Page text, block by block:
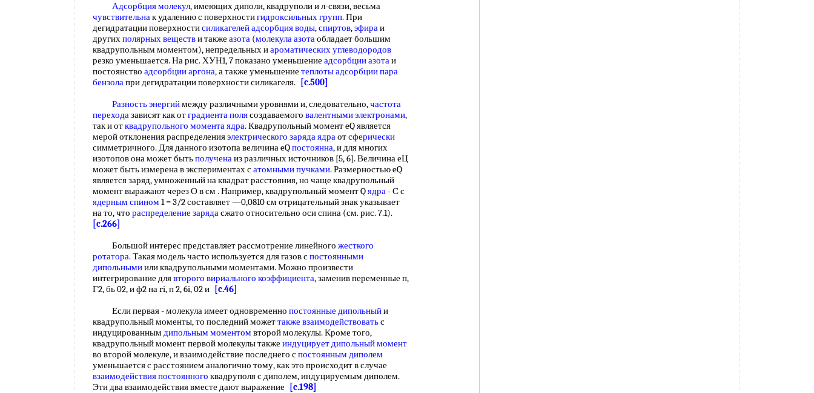
Адсорбция молекул, имеющих диполи, квадруполи и л-связи, весьма
чувствительнак удалению с поверхностигидроксильных групп. При
дегидратации поверхностисиликагелей адсорбция воды,спиртов,эфираи
другихполярных веществи также азота (молекула азотаобладает большим
квадрупольным моментом), непредельных иароматических углеводородов
резко уменьшается. На рис. ХУН1, 7 показано уменьшение адсорбции азотаи
постоянство адсорбции аргона, а также уменьшение теплоты адсорбциипара
бензолапри дегидратации поверхности силикагеля.
[c.500]
Разность энергиймежду различными уровнями и, следовательно,частота
переходазависят как отградиента полясоздаваемого валентными электронами,
так и отквадрупольного момента ядра. Квадрупольный момент eQ является
мерой отклонения распределенияэлектрического зарядаядраотсферически
симметричного. Для данного изотопа величина eQпостоянна, и для многих
изотопов она может бытьполученаиз различных источников [5, 6]. Величина еЦ
может быть измерена в экспериментах сатомными пучками. Размерностью eQ
является заряд, умноженный на квадрат расстояния, но чаще квадрупольный
момент выражают через О в см . Например, квадрупольный момент Qядра- С с
ядерным спином 1 = 3/2 составляет —0,0810 см отрицательный знак указывает
на то, что распределение зарядасжато относительно оси спина (см. рис. 7.1).
[c.266]
Большой интерес представляет рассмотрение линейного жесткого
ротатора. Такая модель часто используется для газов спостоянными
дипольнымиили квадрупольными моментами. Можно произвести
интегрирование длявторого вириального коэффициента, заменив переменные п,
Г2, бь 02, и ф2 на ri, п 2, 6i, 02 и
[c.46]
Если первая - молекула имеет одновременно постоянные дипольныйи
квадрупольный моменты, то последний можеттакже взаимодействоватьс
индуцированным дипольным моментом второй молекулы. Кроме того,
квадрупольный момент первой молекулы также индуцирует дипольный момент
во второй молекуле, и взаимодействие последнего спостоянным диполем
уменьшается с расстоянием аналогично тому, как это происходит в случае
взаимодействия постоянного квадруполя с диполем, индуцируемым диполем.
Эти два взаимодействия вместе дают выражение
[c.198]